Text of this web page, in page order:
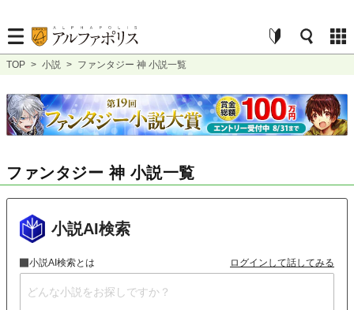
TOP > 小説 > ファンタジー 神 小説一覧
ファンタジー 神 小説一覧
小説AI検索
小説AI検索とは ログインして話してみる